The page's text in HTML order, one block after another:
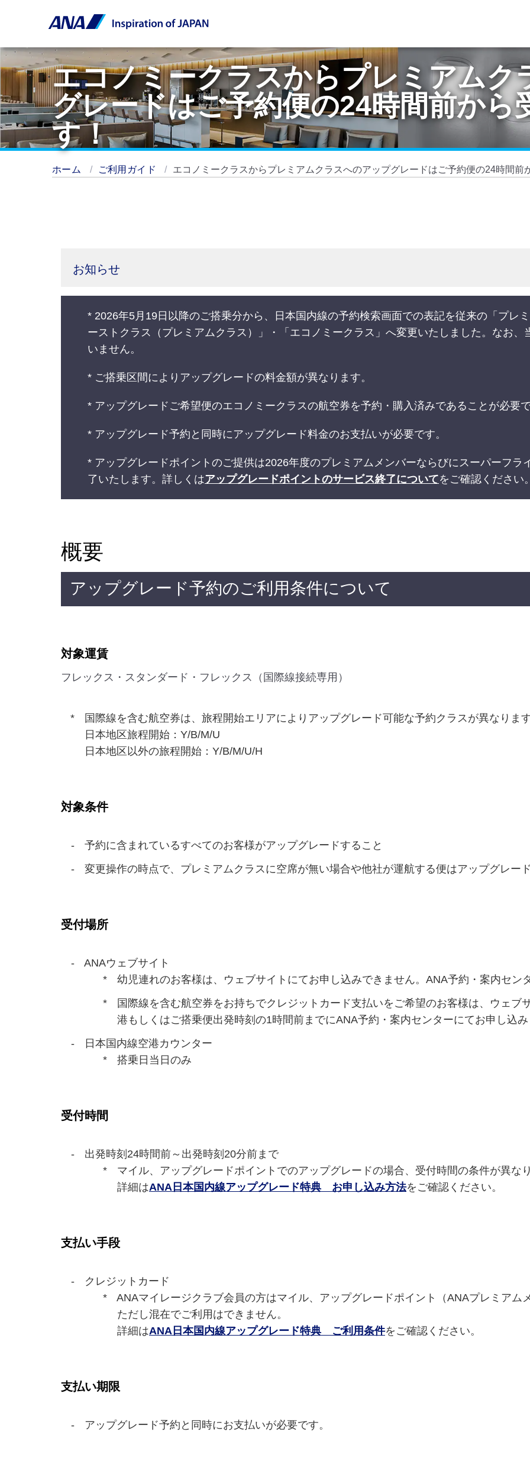
エコノミークラスからプレミアムク
グレードはご予約便の24時間前から
す！
ホーム ご利用ガイド エコノミークラスからプレミアムクラスへのアップグレードはご予約便の24時間前
お知らせ
* 2026年5月19日以降のご搭乗分から、日本国内線の予約検索画面での表記を従来の「プレ
ーストクラス（プレミアムクラス）」・「エコノミークラス」へ変更いたしました。なお
いません。
* ご搭乗区間によりアップグレードの料金額が異なります。
* アップグレードご希望便のエコノミークラスの航空券を予約・購入済みであることが必要
* アップグレード予約と同時にアップグレード料金のお支払いが必要です。
* アップグレードポイントのご提供は2026年度のプレミアムメンバーならびにスーパーフラ
了いたします。詳しくはアップグレードポイントのサービス終了についてをご確認ください
概要
アップグレード予約のご利用条件について
対象運賃
フレックス・スタンダード・フレックス（国際線接続専用）
国際線を含む航空券は、旅程開始エリアによりアップグレード可能な予約クラスが異なりま
日本地区旅程開始：Y/B/M/U
日本地区以外の旅程開始：Y/B/M/U/H
対象条件
予約に含まれているすべてのお客様がアップグレードすること
変更操作の時点で、プレミアムクラスに空席が無い場合や他社が運航する便はアップグレー
受付場所
ANAウェブサイト
幼児連れのお客様は、ウェブサイトにてお申し込みできません。ANA予約・案内セン
国際線を含む航空券をお持ちでクレジットカード支払いをご希望のお客様は、ウェブ
港もしくはご搭乗便出発時刻の1時間前までにANA予約・案内センターにてお申し込
日本国内線空港カウンター
搭乗日当日のみ
受付時間
出発時刻24時間前～出発時刻20分前まで
マイル、アップグレードポイントでのアップグレードの場合、受付時間の条件が異な
詳細はANA日本国内線アップグレード特典 お申し込み方法をご確認ください。
支払い手段
クレジットカード
ANAマイレージクラブ会員の方はマイル、アップグレードポイント（ANAプレミアム
ただし混在でご利用はできません。
詳細はANA日本国内線アップグレード特典 ご利用条件をご確認ください。
支払い期限
アップグレード予約と同時にお支払いが必要です。